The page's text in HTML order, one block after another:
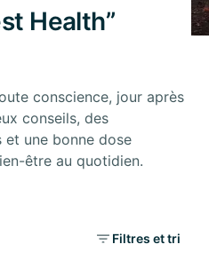
Health”
conscience, jour après
conseils, des
une bonne dose
être au quotidien.
Filtres et tri